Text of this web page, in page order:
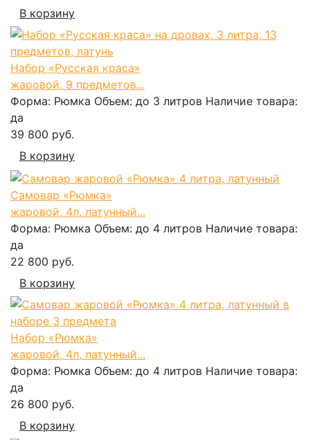
В корзину
Набор «Русская краса»
жаровой, 9 предметов...
Форма: Рюмка Объем: до 3 литров Наличие товара:
да
39 800 руб.
В корзину
Самовар «Рюмка»
жаровой, 4л, латунный...
Форма: Рюмка Объем: до 4 литров Наличие товара:
да
22 800 руб.
В корзину
Набор «Рюмка»
жаровой, 4л, латунный...
Форма: Рюмка Объем: до 4 литров Наличие товара:
да
26 800 руб.
В корзину